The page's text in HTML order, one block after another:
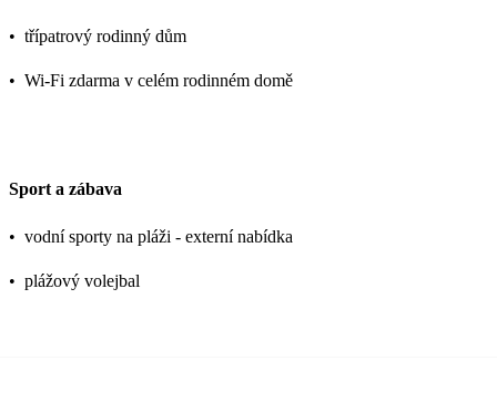
• třípatrový rodinný dům
• Wi-Fi zdarma v celém rodinném domě
Sport a zábava
• vodní sporty na pláži - externí nabídka
• plážový volejbal